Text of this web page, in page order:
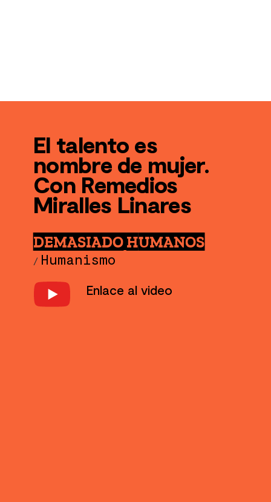
El talento es
nombre de mujer.
Con Remedios
Miralles Linares
DEMASIADO HUMANOS
/ Humanismo
Enlace al video